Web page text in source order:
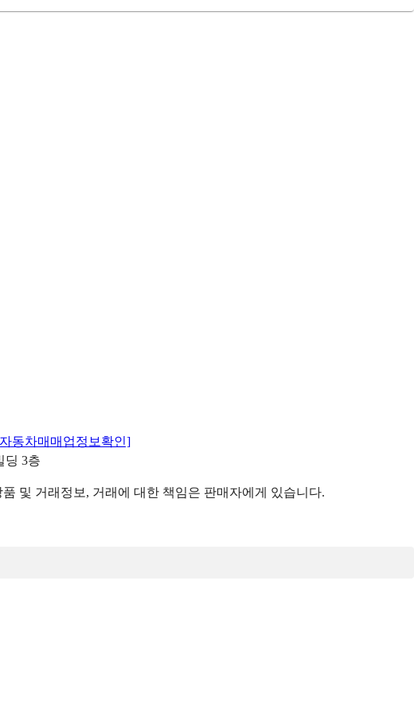
동차매매업정보확인]
딩 3층
및 거래정보, 거래에 대한 책임은 판매자에게 있습니다.